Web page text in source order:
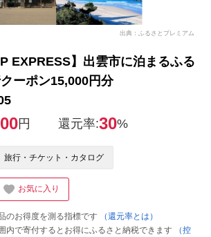
出典：ふるさとプレミアム
EXPRESS】出雲市に泊まるふる
ーポン15,000円分
円 還元率:30%
旅行・チケット・カタログ
お気に入り
のお得度を測る指標です
（還元率とは）
内で寄付するとお得にふるさと納税できます
（控